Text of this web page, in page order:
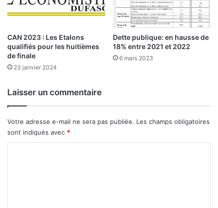
u
e
t
p
l
u
CAN 2023 : Les Etalons
qualifiés pour les huitièmes
de finale
23 janvier 2024
Dette publique: en hausse de
18% entre 2021 et 2022
6 mars 2023
Laisser un commentaire
Votre adresse e-mail ne sera pas publiée. Les champs obligatoires
sont indiqués avec *